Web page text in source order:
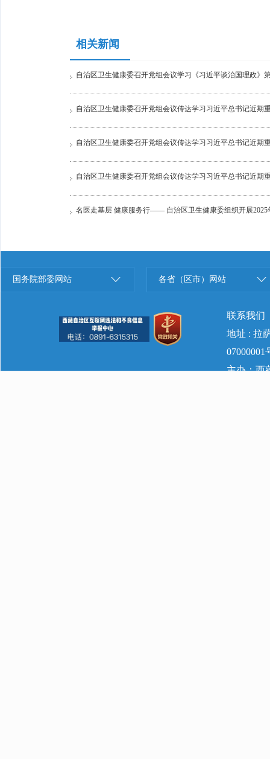
相关新闻
自治区卫生健康委召开党组会议学习《习近平谈治国理政》
自治区卫生健康委召开党组会议传达学习习近平总书记近期
自治区卫生健康委召开党组会议传达学习习近平总书记近期
自治区卫生健康委召开党组会议传达学习习近平总书记近期
名医走基层 健康服务行—— 自治区卫生健康委组织开展2025
国务院部委网站 各省（区市）网站
联系我们
地址 : 拉
07000001
主办：西